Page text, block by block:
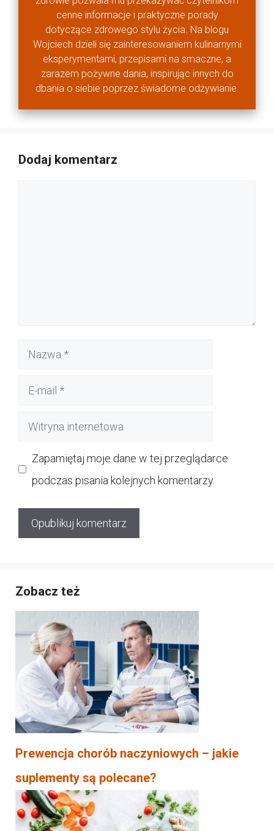
cenne informacje i praktyczne porady
dotyczące zdrowego stylu życia. Na blogu
Wojciech dzieli się zainteresowaniem kulinarnymi
eksperymentami, przepisami na smaczne, a
zarazem pożywne dania, inspirując innych do
dbania o siebie poprzez świadome odżywianie.
Dodaj komentarz
Nazwa
Witryna
Zapamiętaj moje dane w tej przeglądarce
podczas pisania kolejnych komentarzy.
Zobacz też
Prewencja chorób naczyniowych – jakie
suplementy są polecane?